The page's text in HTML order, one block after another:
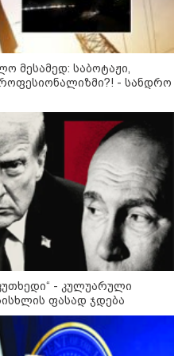
კატეგორიები
მესამედ: საბოტაჟი,
- სანდრო
- კულუარული
ფასად ჯდება